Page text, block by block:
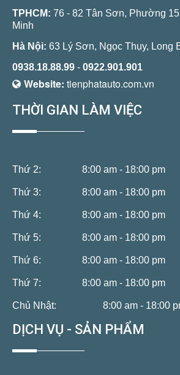
TPHCM: 76 - 82 Tân Sơn, Phường
Minh
Hà Nội: 63 Lý Sơn, Ngọc Thụy, Long
0938.18.88.99 - 0922.901.901
Website: tienphatauto.com.vn
THỜI GIAN LÀM VIỆC
Thứ 2: 8:00 am - 18:00 pm
Thứ 3: 8:00 am - 18:00 pm
Thứ 4: 8:00 am - 18:00 pm
Thứ 5: 8:00 am - 18:00 pm
Thứ 6: 8:00 am - 18:00 pm
Thứ 7: 8:00 am - 18:00 pm
Chủ Nhật: 8:00 am - 18:00
DỊCH VỤ - SẢN PHẨM